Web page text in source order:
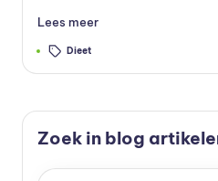
e
d
in
g
s
Lees meer
Tags: Dieet
Zoek in blog